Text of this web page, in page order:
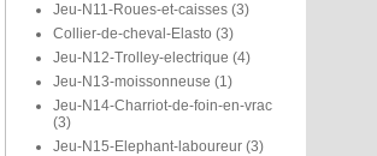
Jeu-N11-Roues-et-caisses (3)
Collier-de-cheval-Elasto (3)
Jeu-N12-Trolley-electrique (4)
Jeu-N13-moissonneuse (1)
Jeu-N14-Charriot-de-foin-en-vrac
(3)
Jeu-N15-Elephant-laboureur (3)